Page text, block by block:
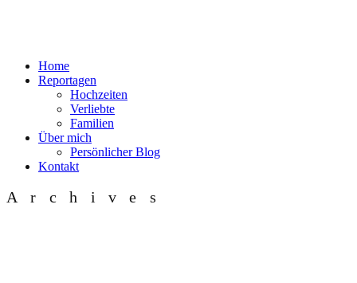
Home
Reportagen
Hochzeiten
Verliebte
Familien
Über mich
Persönlicher Blog
Kontakt
Archives